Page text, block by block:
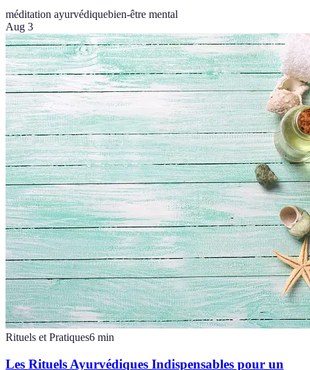
méditation ayurvédiquebien-être mental
Aug 3
Rituels et Pratiques6 min
Les Rituels Ayurvédiques Indispensables pour un